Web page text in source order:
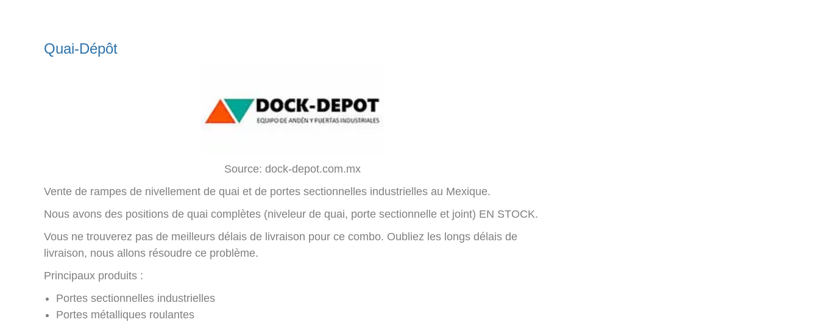
Quai-Dépôt
Source: dock-depot.com.mx
Vente de rampes de nivellement de quai et de portes sectionnelles industrielles au Mexique.
Nous avons des positions de quai complètes (niveleur de quai, porte sectionnelle et joint) EN STOCK.
Vous ne trouverez pas de meilleurs délais de livraison pour ce combo. Oubliez les longs délais de
livraison, nous allons résoudre ce problème.
Principaux produits :
Portes sectionnelles industrielles
Portes métalliques roulantes